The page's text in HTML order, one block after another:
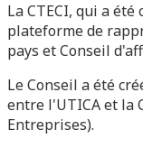
La CTECI, qui a
plateforme de
pays et Conseil
Le Conseil a été
entre l'UTICA et la
Entreprises).